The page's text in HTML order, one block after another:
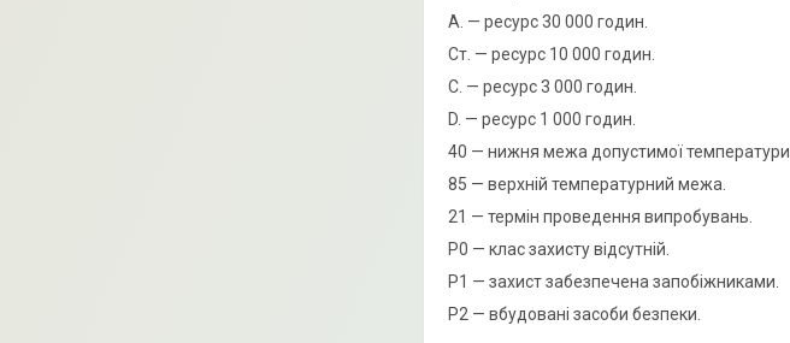
А. — ресурс 30 000 годин.
Ст. — ресурс 10 000 годин.
C. — ресурс 3 000 годин.
D. — ресурс 1 000 годин.
40 — нижня межа допустимої температури.
85 — верхній температурний межа.
21 — термін проведення випробувань.
Р0 — клас захисту відсутній.
Р1 — захист забезпечена запобіжниками.
Р2 — вбудовані засоби безпеки.